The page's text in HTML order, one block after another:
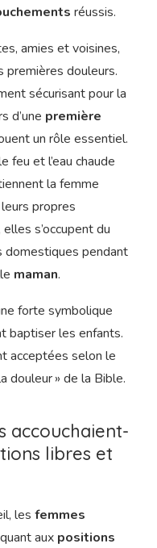
réussis.
amies et voisines,
douleurs.
sécurisant pour la
d’une première
un rôle essentiel.
feu et l’eau chaude
la femme
propres
s’occupent du
domestiques pendant
maman.
forte symbolique
baptiser les enfants.
acceptées selon le
douleur » de la Bible.
accouchaient-
libres et
les femmes
aux positions